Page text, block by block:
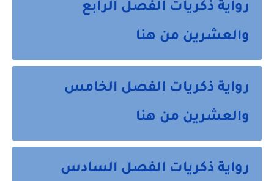
رواية ذكريات الفصل الرابع
والعشرين من هنا
رواية ذكريات الفصل الخامس
والعشرين من هنا
رواية ذكريات الفصل السادس